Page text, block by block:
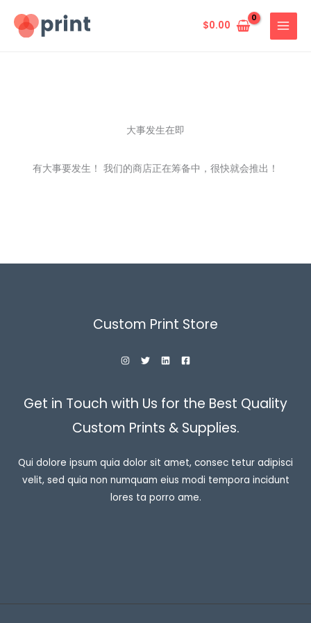
$0.00
大事发生在即
有大事要发生！ 我们的商店正在筹备中，很快就会推出！
Custom Print Store
Get in Touch with Us for the Best Quality
Custom Prints & Supplies.
Qui dolore ipsum quia dolor sit amet, consec tetur adipisci
velit, sed quia non numquam eius modi tempora incidunt
lores ta porro ame.